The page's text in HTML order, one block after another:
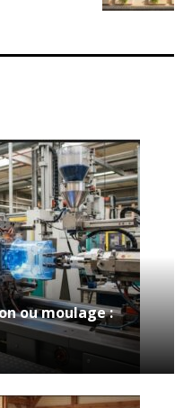
ou moulage :